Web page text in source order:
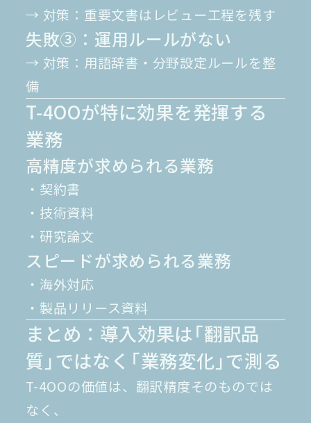
→ 対策：重要文書はレビュー工程を残す
失敗③：運用ルールがない
→ 対策：用語辞書・分野設定ルールを整
備
T-4OOが特に効果を発揮する
業務
高精度が求められる業務
・契約書
・技術資料
・研究論文
スピードが求められる業務
・海外対応
・製品リリース資料
まとめ：導入効果は「翻訳品
質」ではなく「業務変化」で測る
T-4OOの価値は、翻訳精度そのものでは
なく、